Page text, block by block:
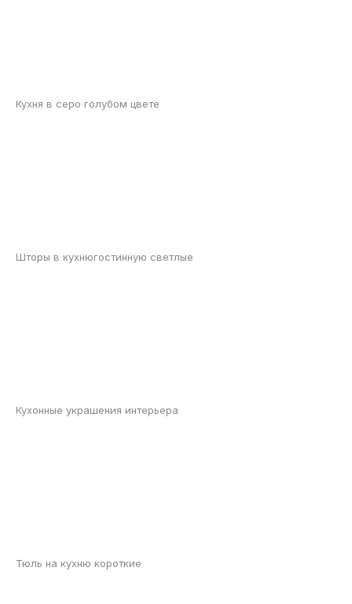
Кухня в серо голубом цвете
Шторы в кухнюгостинную светлые
Кухонные украшения интерьера
Тюль на кухню короткие